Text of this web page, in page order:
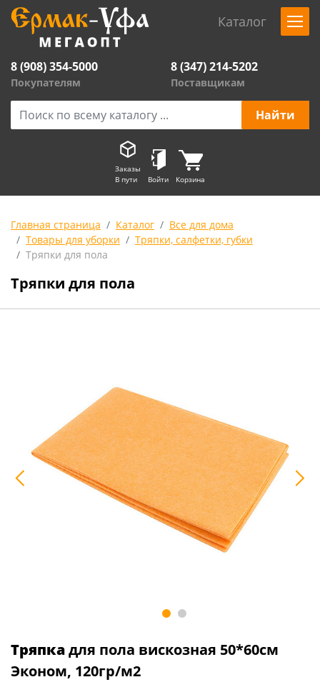
Каталог
8 (908) 354-5000
Покупателям
8 (347) 214-5202
Поставщикам
Заказы
В пути
Войти Корзина
Главная страница Каталог
Все для дома
Товары для уборки
Тряпки, салфетки, губки
Тряпки для пола
Тряпки для пола
Тряпкадля пола вискозная 50*60см
Эконом, 120гр/м2